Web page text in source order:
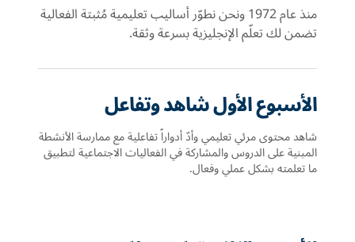
منذ عام 1972 ونحن نطوّر أساليب تعليمية مُثبتة الفعالية
تضمن لك تعلّم الإنجليزية بسرعة وثقة.
الأسبوع الأول شاهد وتفاعل
شاهد محتوى مرئي تعليمي وأدّ أدواراً تفاعلية مع ممارسة الأنشطة
المبنية على الدروس والمشاركة في الفعاليات الاجتماعية لتطبيق
ما تعلمته بشكل عملي وفعال.